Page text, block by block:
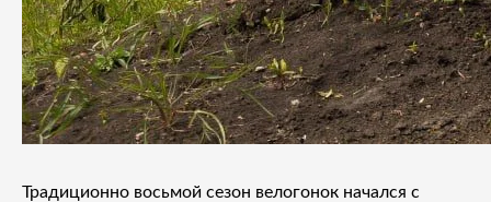
Традиционно восьмой сезон велогонок начался с